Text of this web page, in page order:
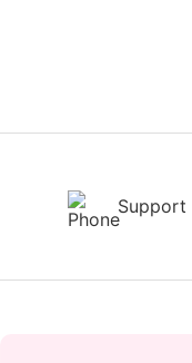
Support